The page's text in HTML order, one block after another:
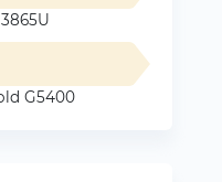
G5400